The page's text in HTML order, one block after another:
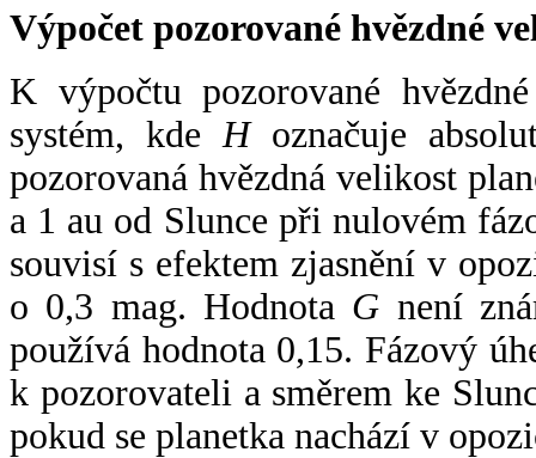
Výpočet pozorované hvězdné
K výpočtu pozorované
systém, kde Hoznačuje
pozorovaná hvězdná velikost
a 1 au od Slunce při nulovém
souvisí s efektem zjasnění v
o 0,3 mag. Hodnota G není
používá hodnota 0,15. Fázový
k pozorovateli a směrem ke
pokud se planetka nachází v